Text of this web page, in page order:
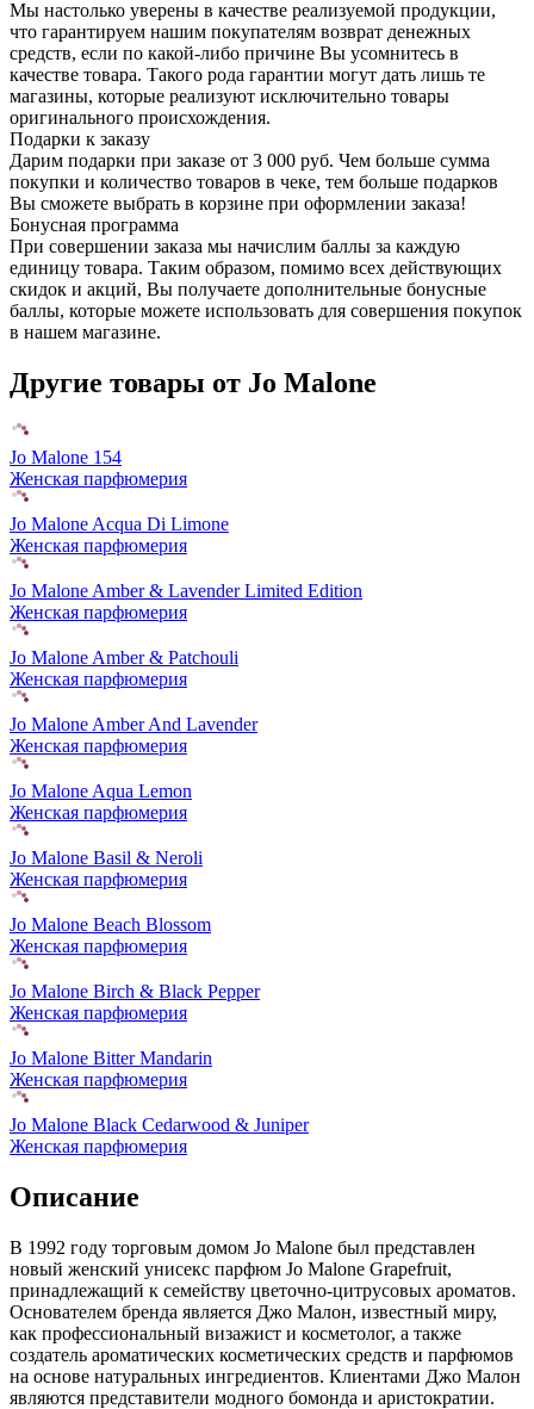
Мы настолько уверены в качестве реализуемой продукции,
что гарантируем нашим покупателям возврат денежных
средств, если по какой-либо причине Вы усомнитесь в
качестве товара. Такого рода гарантии могут дать лишь те
магазины, которые реализуют исключительно товары
оригинального происхождения.
Подарки к заказу
Дарим подарки при заказе от 3 000 руб. Чем больше сумма
покупки и количество товаров в чеке, тем больше подарков
Вы сможете выбрать в корзине при оформлении заказа!
Бонусная программа
При совершении заказа мы начислим баллы за каждую
единицу товара. Таким образом, помимо всех действующих
скидок и акций, Вы получаете дополнительные бонусные
баллы, которые можете использовать для совершения покупок
в нашем магазине.
Другие товары от Jo Malone
Jo Malone 154
Женская парфюмерия
Jo Malone Acqua Di Limone
Женская парфюмерия
Jo Malone Amber & Lavender Limited Edition
Женская парфюмерия
Jo Malone Amber & Patchouli
Женская парфюмерия
Jo Malone Amber And Lavender
Женская парфюмерия
Jo Malone Aqua Lemon
Женская парфюмерия
Jo Malone Basil & Neroli
Женская парфюмерия
Jo Malone Beach Blossom
Женская парфюмерия
Jo Malone Birch & Black Pepper
Женская парфюмерия
Jo Malone Bitter Mandarin
Женская парфюмерия
Jo Malone Black Cedarwood & Juniper
Женская парфюмерия
Описание
В 1992 году торговым домом Jo Malone был представлен
новый женский унисекс парфюм Jo Malone Grapefruit,
принадлежащий к семейству цветочно-цитрусовых ароматов.
Основателем бренда является Джо Малон, известный миру,
как профессиональный визажист и косметолог, а также
создатель ароматических косметических средств и парфюмов
на основе натуральных ингредиентов. Клиентами Джо Малон
являются представители модного бомонда и аристократии.